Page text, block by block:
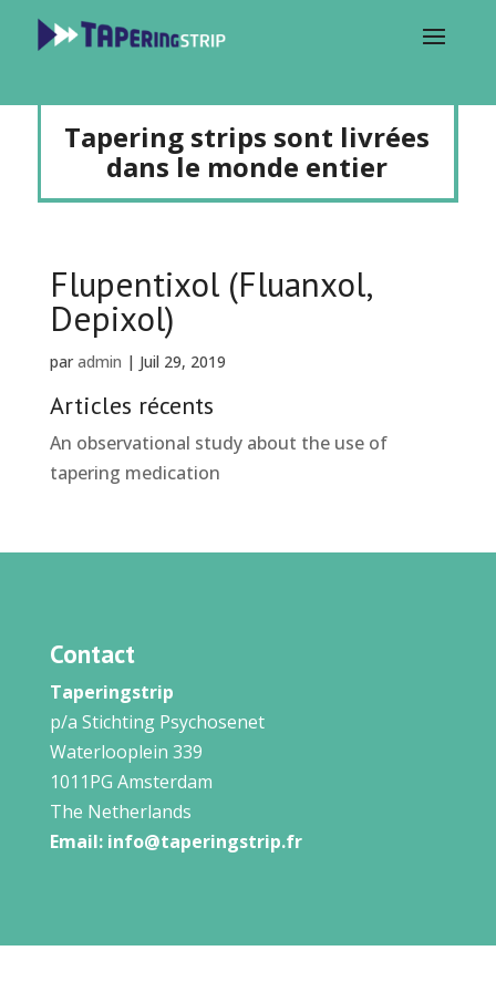
Tapering strips sont livrées
dans le monde entier
Flupentixol (Fluanxol,
Depixol)
paradmin | Juil 29, 2019
Articles récents
An observational study about the use of
tapering medication
Contact
Taperingstrip
p/a Stichting Psychosenet
Waterlooplein 339
1011PG Amsterdam
The Netherlands
Email: info@taperingstrip.fr